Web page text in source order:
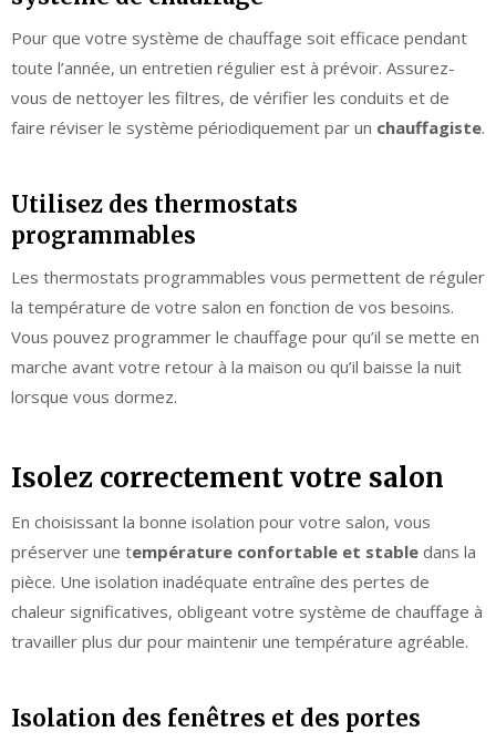
Pour que votre système de chauffage soit efficace pendant
toute l’année, un entretien régulier est à prévoir. Assurez-
vous de nettoyer les filtres, de vérifier les conduits et de
faire réviser le système périodiquement par un chauffagiste.
Utilisez des thermostats
programmables
Les thermostats programmables vous permettent de réguler
la température de votre salon en fonction de vos besoins.
Vous pouvez programmer le chauffage pour qu’il se mette en
marche avant votre retour à la maison ou qu’il baisse la nuit
lorsque vous dormez.
Isolez correctement votre salon
En choisissant la bonne isolation pour votre salon, vous
préserver une température confortable et stable dans la
pièce. Une isolation inadéquate entraîne des pertes de
chaleur significatives, obligeant votre système de chauffage à
travailler plus dur pour maintenir une température agréable.
Isolation des fenêtres et des portes